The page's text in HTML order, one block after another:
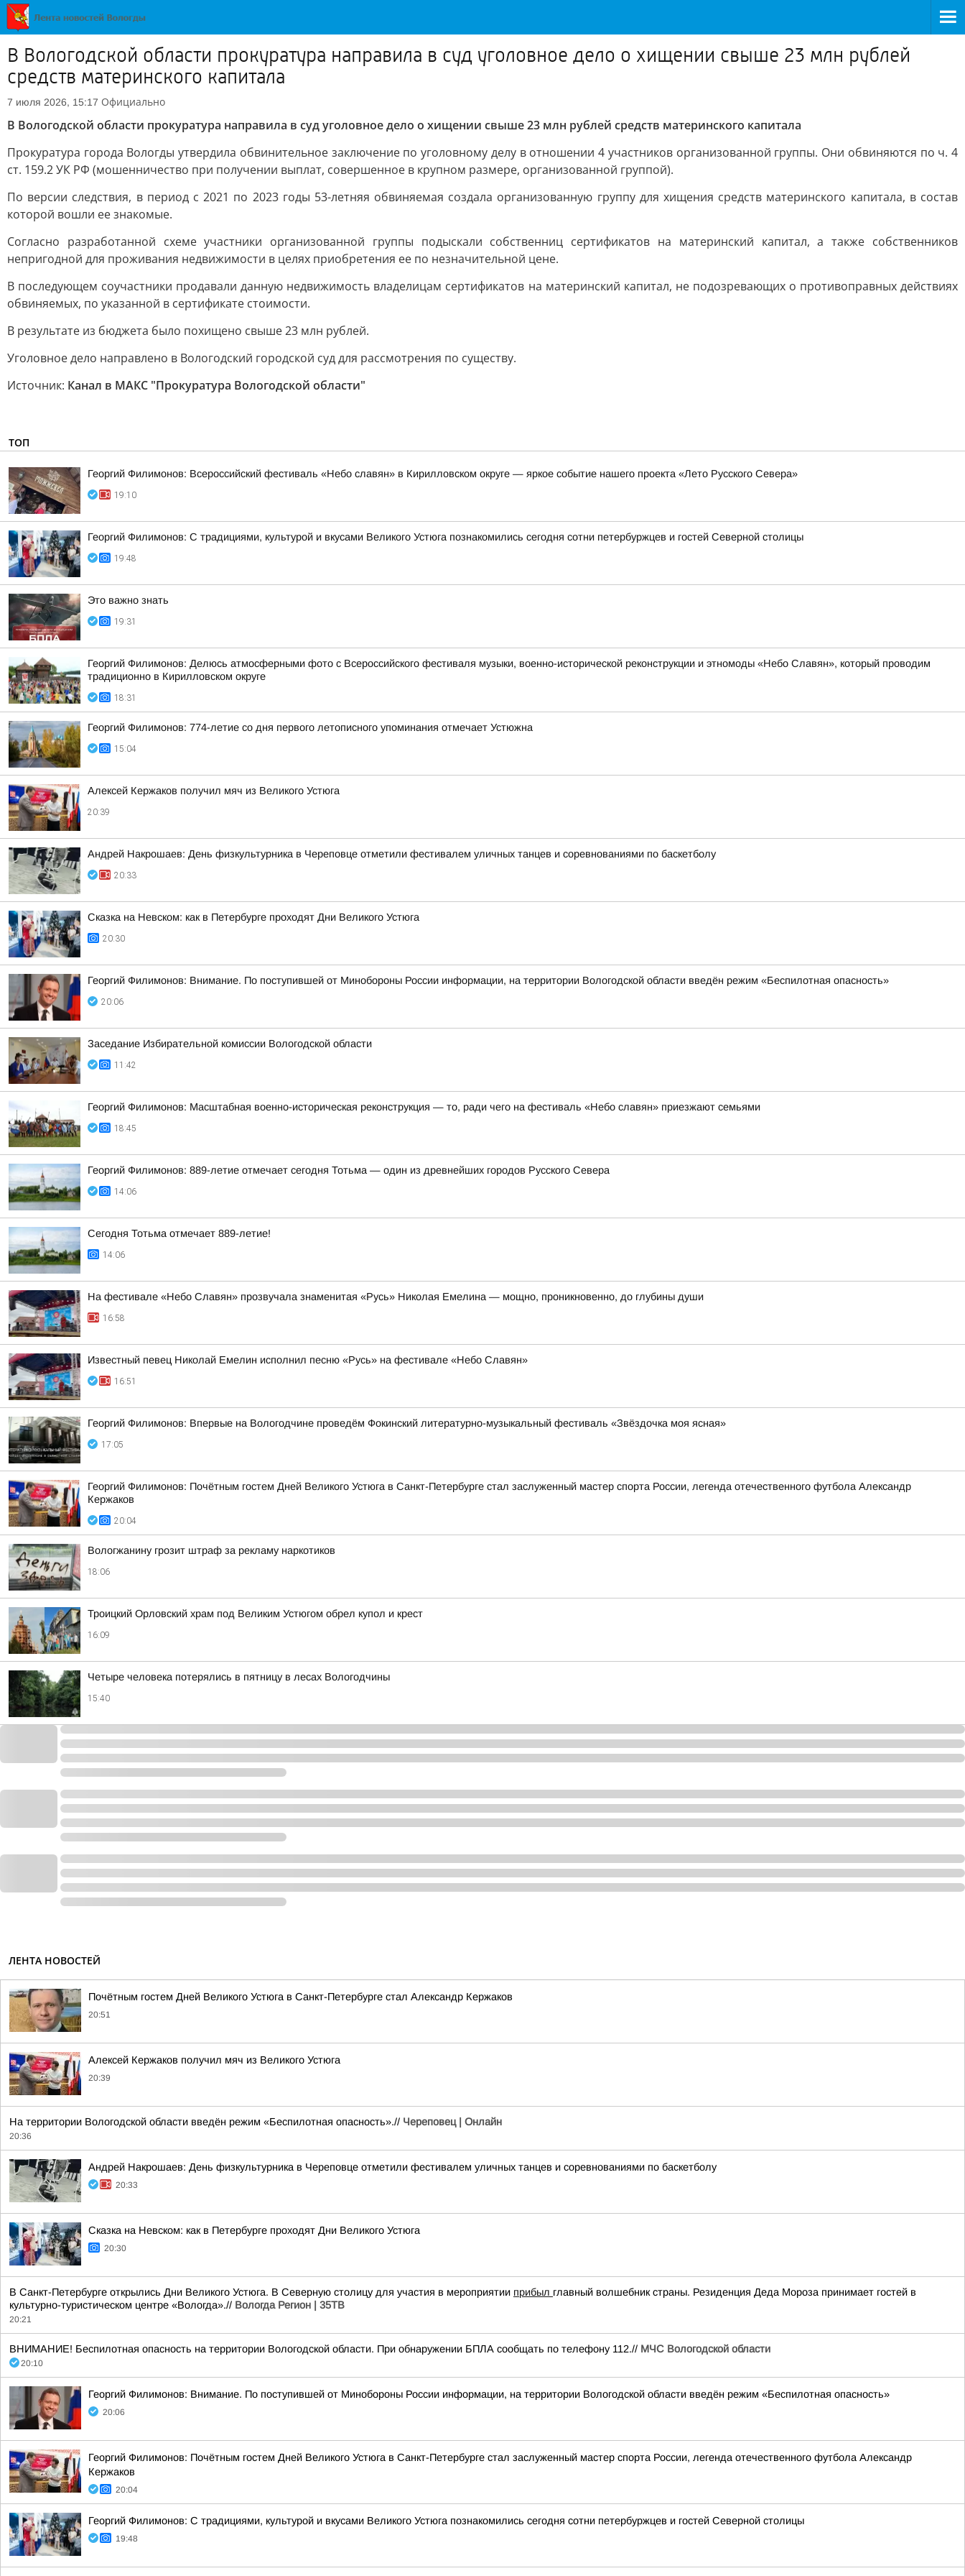
В Вологодской области прокуратура направила в суд уголовное дело о хищении свыше 23 млн рублей
средств материнского капитала
7 июля 2026, 15:17 Официально
В Вологодской области прокуратура направила в суд уголовное дело о хищении свыше 23 млн рублей средств материнского капитала
Прокуратура города Вологды утвердила обвинительное заключение по уголовному делу в отношении 4 участников организованной группы. Они обвиняются по ч. 4
ст. 159.2 УК РФ (мошенничество при получении выплат, совершенное в крупном размере, организованной группой).
По версии следствия, в период с 2021 по 2023 годы 53-летняя обвиняемая создала организованную группу для хищения средств материнского капитала, в состав
которой вошли ее знакомые.
Согласно разработанной схеме участники организованной группы подыскали собственниц сертификатов на материнский капитал, а также собственников
непригодной для проживания недвижимости в целях приобретения ее по незначительной цене.
В последующем соучастники продавали данную недвижимость владелицам сертификатов на материнский капитал, не подозревающих о противоправных действиях
обвиняемых, по указанной в сертификате стоимости.
В результате из бюджета было похищено свыше 23 млн рублей.
Уголовное дело направлено в Вологодский городской суд для рассмотрения по существу.
Источник: Канал в МАКС "Прокуратура Вологодской области"
ТОП
Георгий Филимонов: Всероссийский фестиваль «Небо славян» в Кирилловском округе — яркое событие нашего проекта «Лето Русского Севера»
19:10
Георгий Филимонов: С традициями, культурой и вкусами Великого Устюга познакомились сегодня сотни петербуржцев и гостей Северной столицы
19:48
Это важно знать
19:31
Георгий Филимонов: Делюсь атмосферными фото с Всероссийского фестиваля музыки, военно-исторической реконструкции и этномоды «Небо Славян», который проводим
традиционно в Кирилловском округе
18:31
Георгий Филимонов: 774-летие со дня первого летописного упоминания отмечает Устюжна
15:04
Алексей Кержаков получил мяч из Великого Устюга
20:39
Андрей Накрошаев: День физкультурника в Череповце отметили фестивалем уличных танцев и соревнованиями по баскетболу
20:33
Сказка на Невском: как в Петербурге проходят Дни Великого Устюга
20:30
Георгий Филимонов: Внимание. По поступившей от Минобороны России информации, на территории Вологодской области введён режим «Беспилотная опасность»
20:06
Заседание Избирательной комиссии Вологодской области
11:42
Георгий Филимонов: Масштабная военно-историческая реконструкция — то, ради чего на фестиваль «Небо славян» приезжают семьями
18:45
Георгий Филимонов: 889-летие отмечает сегодня Тотьма — один из древнейших городов Русского Севера
14:06
Сегодня Тотьма отмечает 889-летие!
14:06
На фестивале «Небо Славян» прозвучала знаменитая «Русь» Николая Емелина — мощно, проникновенно, до глубины души
16:58
Известный певец Николай Емелин исполнил песню «Русь» на фестивале «Небо Славян»
16:51
Георгий Филимонов: Впервые на Вологодчине проведём Фокинский литературно-музыкальный фестиваль «Звёздочка моя ясная»
17:05
Георгий Филимонов: Почётным гостем Дней Великого Устюга в Санкт-Петербурге стал заслуженный мастер спорта России, легенда отечественного футбола Александр
Кержаков
20:04
Вологжанину грозит штраф за рекламу наркотиков
18:06
Троицкий Орловский храм под Великим Устюгом обрел купол и крест
16:09
Четыре человека потерялись в пятницу в лесах Вологодчины
15:40
ЛЕНТА НОВОСТЕЙ
Почётным гостем Дней Великого Устюга в Санкт-Петербурге стал Александр Кержаков
20:51
Алексей Кержаков получил мяч из Великого Устюга
20:39
На территории Вологодской области введён режим «Беспилотная опасность».// Череповец | Онлайн
20:36
Андрей Накрошаев: День физкультурника в Череповце отметили фестивалем уличных танцев и соревнованиями по баскетболу
20:33
Сказка на Невском: как в Петербурге проходят Дни Великого Устюга
20:30
В Санкт-Петербурге открылись Дни Великого Устюга. В Северную столицу для участия в мероприятии прибыл главный волшебник страны. Резиденция Деда Мороза принимает гостей в
культурно-туристическом центре «Вологда».// Вологда Регион | 35ТВ
20:21
ВНИМАНИЕ! Беспилотная опасность на территории Вологодской области. При обнаружении БПЛА сообщать по телефону 112.// МЧС Вологодской области
20:10
Георгий Филимонов: Внимание. По поступившей от Минобороны России информации, на территории Вологодской области введён режим «Беспилотная опасность»
20:06
Георгий Филимонов: Почётным гостем Дней Великого Устюга в Санкт-Петербурге стал заслуженный мастер спорта России, легенда отечественного футбола Александр
Кержаков
20:04
Георгий Филимонов: С традициями, культурой и вкусами Великого Устюга познакомились сегодня сотни петербуржцев и гостей Северной столицы
19:48